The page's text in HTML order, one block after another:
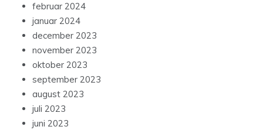
februar 2024
januar 2024
december 2023
november 2023
oktober 2023
september 2023
august 2023
juli 2023
juni 2023